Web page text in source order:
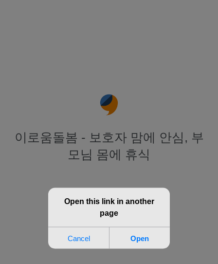
이로움돌봄 - 보호자 맘에 안심, 부
모님 몸에 휴식